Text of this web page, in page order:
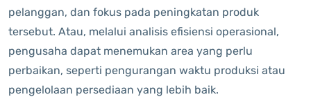
pelanggan, dan fokus pada peningkatan produk
tersebut. Atau, melalui analisis efisiensi operasional,
pengusaha dapat menemukan area yang perlu
perbaikan, seperti pengurangan waktu produksi atau
pengelolaan persediaan yang lebih baik.